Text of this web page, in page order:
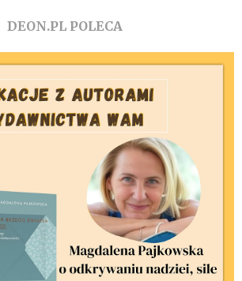
DEON.PL POLECA